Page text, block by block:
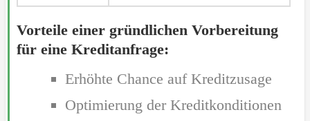
Vorteile einer gründlichen Vorbereitung
für eine Kreditanfrage:
Erhöhte Chance auf Kreditzusage
Optimierung der Kreditkonditionen